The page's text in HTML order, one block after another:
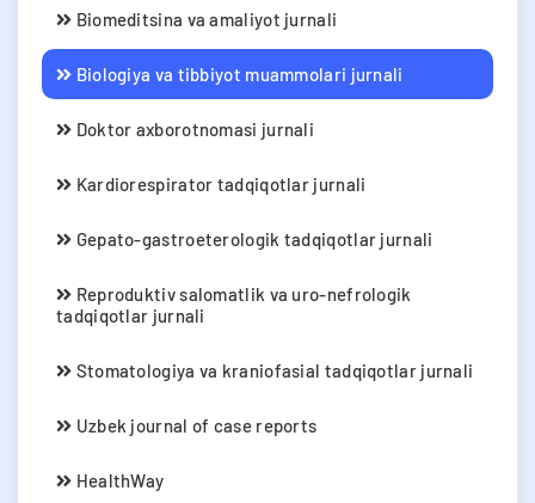
Biomeditsina va amaliyot jurnali
Biologiya va tibbiyot muammolari jurnali
Doktor axborotnomasi jurnali
Kardiorespirator tadqiqotlar jurnali
Gepato-gastroeterologik tadqiqotlar jurnali
Reproduktiv salomatlik va uro-nefrologik
tadqiqotlar jurnali
Stomatologiya va kraniofasial tadqiqotlar jurnali
Uzbek journal of case reports
HealthWay